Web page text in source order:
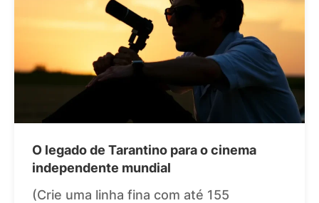
O legado de Tarantino para o cinema
independente mundial
(Crie uma linha fina com até 155